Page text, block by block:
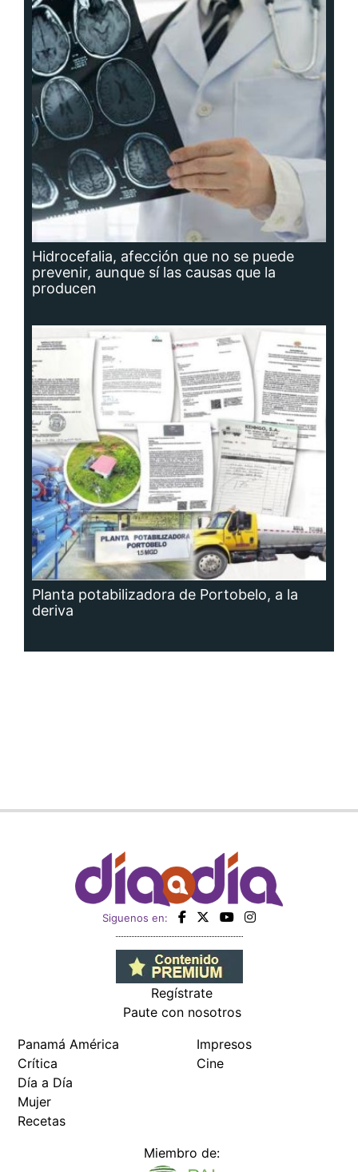
Hidrocefalia, afección que no se puede
prevenir, aunque sí las causas que la
producen
Planta potabilizadora de Portobelo, a la
deriva
Siguenos en:
Regístrate
Paute con nosotros
Panamá América
Crítica
Día a Día
Mujer
Recetas
Impresos
Cine
Miembro de: